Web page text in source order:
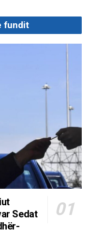
fundit
Sedat